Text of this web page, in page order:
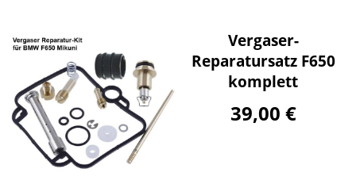
Vergaser-
Reparatursatz F650
komplett
39,00 €